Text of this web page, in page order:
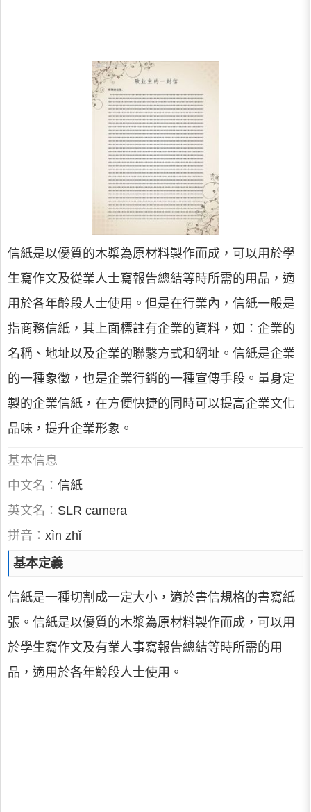
信紙是以優質的木槳為原材料製作而成，可以用於學
生寫作文及從業人士寫報告總結等時所需的用品，適
用於各年齡段人士使用。但是在行業內，信紙一般是
指商務信紙，其上面標註有企業的資料，如：企業的
名稱、地址以及企業的聯繫方式和網址。信紙是企業
的一種象徵，也是企業行銷的一種宣傳手段。量身定
製的企業信紙，在方便快捷的同時可以提高企業文化
品味，提升企業形象。
基本信息
中文名： 信紙
英文名： SLR camera
拼音： xìn zhǐ
基本定義
信紙是一種切割成一定大小，適於書信規格的書寫紙
張。信紙是以優質的木槳為原材料製作而成，可以用
於學生寫作文及有業人事寫報告總結等時所需的用
品，適用於各年齡段人士使用。